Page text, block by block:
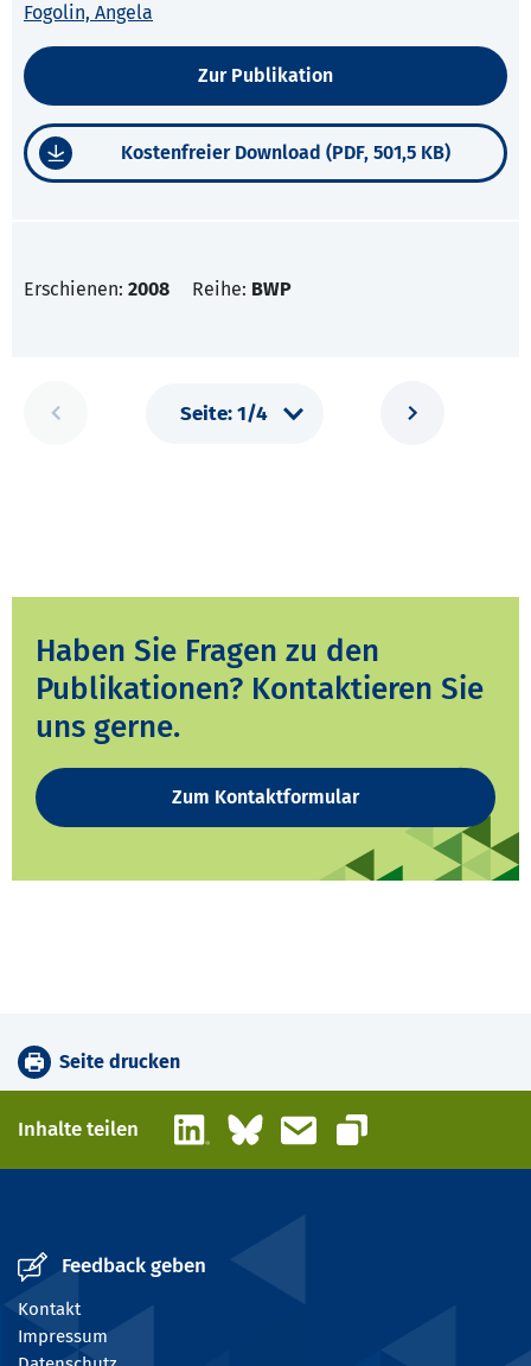
Fogolin, Angela
Zur Publikation
Kostenfreier Download (PDF, 501,5 KB)
Erschienen: 2008 Reihe: BWP
Haben Sie Fragen zu den
Publikationen? Kontaktieren Sie
uns gerne.
Zum Kontaktformular
Seite drucken
Inhalte teilen LinkedInBlueskyE-Mail
Link kopieren
Feedback geben
Kontakt
Impressum